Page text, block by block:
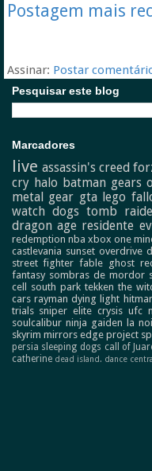
Postagem mais
Assinar: Postar
Pesquisar este blog
Marcadores
live assassin's creed
cry halo batman gears
metal gear gta lego
watch dogs tomb
dragon age residente
redemption nba xbox one
castlevania sunset overdrive
street fighter fable ghost
fantasy sombras de mordor
cell
south park tekken the
cars rayman dying light
trials sniper elite crysis ufc
soulcalibur ninja gaiden la
skyrim mirrors edge project
persia sleeping dogs call of
catherine dead island. dance